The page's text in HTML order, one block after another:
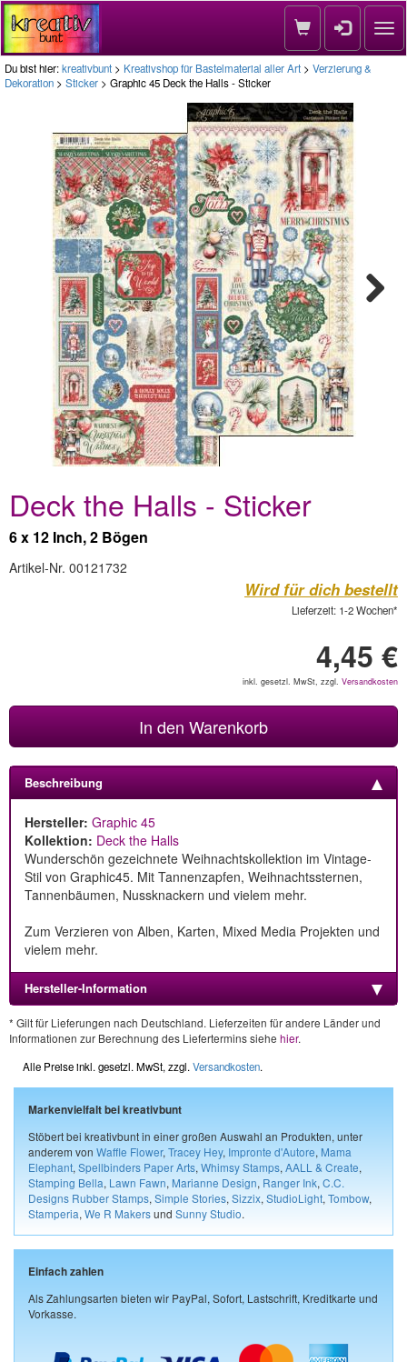
Du bist hier:kreativbunt > Kreativshop für Bastelmaterial aller Art > Verzierung &
Dekoration > Sticker > Graphic 45 Deck the Halls - Sticker
Deck the Halls - Sticker
6 x 12 Inch, 2 Bögen
Artikel-Nr. 00121732
Wird für dich bestellt
Lieferzeit: 1-2 Wochen*
4,45 €
inkl. gesetzl. MwSt, zzgl. Versandkosten
In den Warenkorb
Beschreibung
Hersteller: Graphic 45
Kollektion: Deck the Halls
Wunderschön gezeichnete Weihnachtskollektion im Vintage-
Stil von Graphic45. Mit Tannenzapfen, Weihnachtssternen,
Tannenbäumen, Nussknackern und vielem mehr.
Zum Verzieren von Alben, Karten, Mixed Media Projekten und
vielem mehr.
Hersteller-Information
* Gilt für Lieferungen nach Deutschland. Lieferzeiten für andere Länder und
Informationen zur Berechnung des Liefertermins siehe hier.
Alle Preise inkl. gesetzl. MwSt, zzgl. Versandkosten.
Markenvielfalt bei kreativbunt
Stöbert bei kreativbunt in einer großen Auswahl an Produkten, unter
anderem von Waffle Flower, Tracey Hey, Impronte d'Autore, Mama
Elephant, Spellbinders Paper Arts, Whimsy Stamps, AALL & Create,
Stamping Bella, Lawn Fawn, Marianne Design, Ranger Ink, C.C.
Designs Rubber Stamps, Simple Stories, Sizzix, StudioLight, Tombow,
Stamperia, We R Makersund Sunny Studio.
Einfach zahlen
Als Zahlungsarten bieten wir PayPal, Sofort, Lastschrift, Kreditkarte und
Vorkasse.